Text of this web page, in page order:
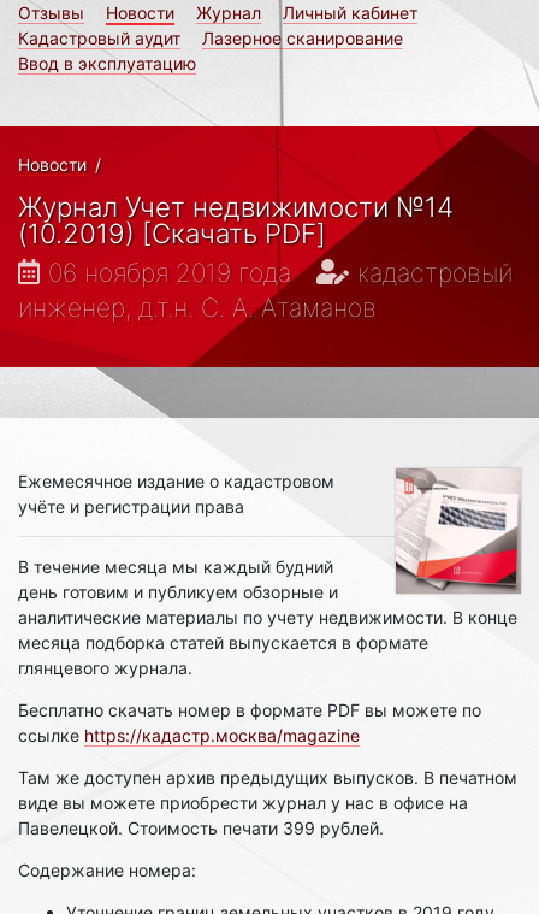
Отзывы
Новости Журнал
Личный кабинет
Кадастровый аудит
Лазерное сканирование
Ввод в эксплуатацию
Новости /
Журнал Учет недвижимости №14
(10.2019) [Скачать PDF]
06 ноября 2019 года
кадастровый
инженер, д.т.н. С. А. Атаманов
Ежемесячное издание о кадастровом
учёте и регистрации права
В течение месяца мы каждый будний
день готовим и публикуем обзорные и
аналитические материалы по учету недвижимости. В конце
месяца подборка статей выпускается в формате
глянцевого журнала.
Бесплатно скачать номер в формате PDF вы можете по
ссылке https://кадастр.москва/magazine
Там же доступен архив предыдущих выпусков. В печатном
виде вы можете приобрести журнал у нас в офисе на
Павелецкой. Стоимость печати 399 рублей.
Содержание номера: